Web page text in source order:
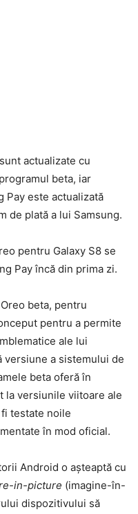
actualizate cu
beta, iar
Pay este actualizată
de plată a lui Samsung.
pentru Galaxy S8 se
Pay încă din prima zi.
beta, pentru
pentru a permite
ale lui
versiune a sistemului de
beta oferă în
la versiunile viitoare ale
testate noile
în mod oficial.
Android o așteaptă cu
in-picture (imagine-în-
dispozitivului să